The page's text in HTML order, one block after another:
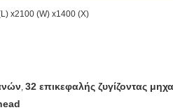
x2100 (W) x1400 (Χ)
, 32 επικεφαλής ζυγίζοντας